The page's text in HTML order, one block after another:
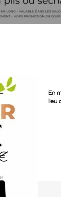
En
lieu